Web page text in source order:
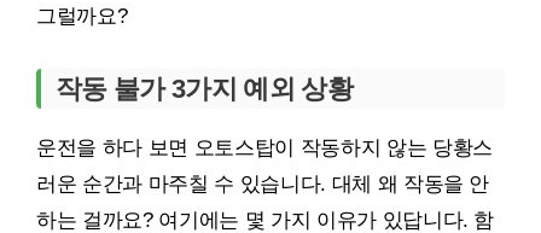
그럴까요?
작동 불가 3가지 예외 상황
운전을 하다 보면 오토스탑이 작동하지 않는 당황스
러운 순간과 마주칠 수 있습니다. 대체 왜 작동을 안
하는 걸까요? 여기에는 몇 가지 이유가 있답니다. 함